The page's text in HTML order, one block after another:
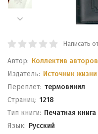
Написать
Автор: Коллектив авторов
Издатель: Источник жизни
Переплет: термовинил
Cтраниц: 1218
Тип книги: Печатная книга
Язык: Русский